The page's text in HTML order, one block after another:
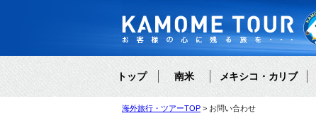
トップ 南米 メキシコ・カリブ
海外旅行・ツアーTOP お問い合わせ